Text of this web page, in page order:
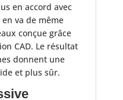
en accord avec
va de même
conçue grâce
CAD. Le résultat
donnent une
et plus sûr.